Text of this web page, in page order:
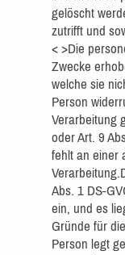
gelöscht
zutrifft und
< >Die
Zwecke
welche sie
Person
Verarbeitung
oder Art. 9
fehlt an einer
Abs. 1 DS-
ein, und es
Gründe für
Person legt